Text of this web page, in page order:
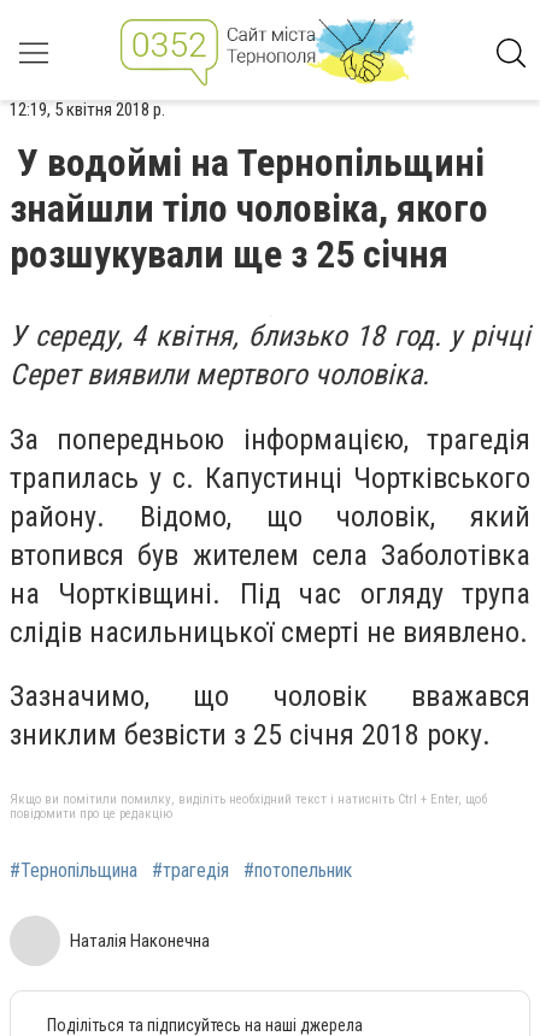
12:19, 5 квітня 2018 р.
У водоймі на Тернопільщині
знайшли тіло чоловіка, якого
розшукували ще з 25 січня
У середу, 4 квітня, близько 18 год. у річці
Серет виявили мертвого чоловіка.
За попередньою інформацією, трагедія
трапилась у с. Капустинці Чортківського
району. Відомо, що чоловік, який
втопився був жителем села Заболотівка
на Чортківщині. Під час огляду трупа
слідів насильницької смерті не виявлено.
Зазначимо, що чоловік вважався
зниклим безвісти з 25 січня 2018 року.
Якщо ви помітили помилку, виділіть необхідний текст і натисніть Ctrl + Enter, щоб
повідомити про це редакцію
#Тернопільщина #трагедія #потопельник
Наталія Наконечна
Поділіться та підписуйтесь на наші джерела